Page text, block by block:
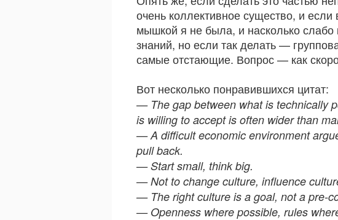
очень коллективное существо, и
мышкой я не была, и насколько
знаний, но если так делать —
самые отстающие. Вопрос — как
Вот несколько понравившихся цитат:
— The gap between what is technically
is willing to accept is often wider than
— A difficult economic environment
pull back.
— Start small, think big.
— Not to change culture, influence
— The right culture is a goal, not a pre-
— Openness where possible, rules